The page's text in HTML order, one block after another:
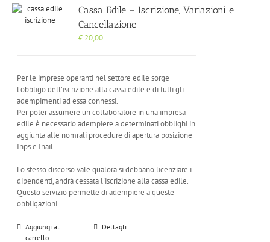
Cassa Edile – Iscrizione, Variazioni e
Cancellazione
€ 20,00
Per le imprese operanti nel settore edile sorge
l'obbligo dell’iscrizione alla cassa edile e di tutti gli
adempimenti ad essa connessi.
Per poter assumere un collaboratore in una impresa
edile è necessario adempiere a determinati obblighi in
aggiunta alle nomrali procedure di apertura posizione
Inps e Inail.
Lo stesso discorso vale qualora si debbano licenziare i
dipendenti, andrà cessata l'iscrizione alla cassa edile.
Questo servizio permette di adempiere a queste
obbligazioni.
Aggiungi al
carrello
Dettagli